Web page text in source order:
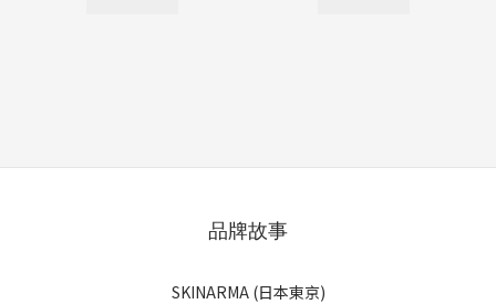
品牌故事
SKINARMA (日本東京)